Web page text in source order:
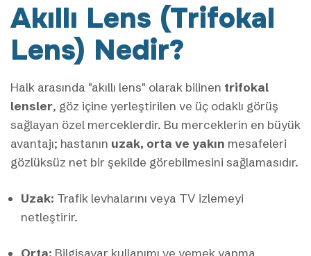
Akıllı Lens (Trifokal
Lens) Nedir?
Halk arasında "akıllı lens" olarak bilinen trifokal
lensler, göz içine yerleştirilen ve üç odaklı görüş
sağlayan özel merceklerdir. Bu merceklerin en büyük
avantajı; hastanın uzak, orta ve yakın mesafeleri
gözlüksüz net bir şekilde görebilmesini sağlamasıdır.
Uzak: Trafik levhalarını veya TV izlemeyi
netleştirir.